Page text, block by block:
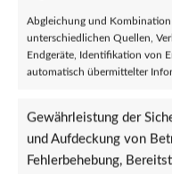
Abgleichung und
unterschiedlichen Quellen,
Endgeräte, Identifikation von
automatisch übermittelter
Gewährleistung der
und Aufdeckung von
Fehlerbehebung,
Borderpaki -
Los Fastidios –